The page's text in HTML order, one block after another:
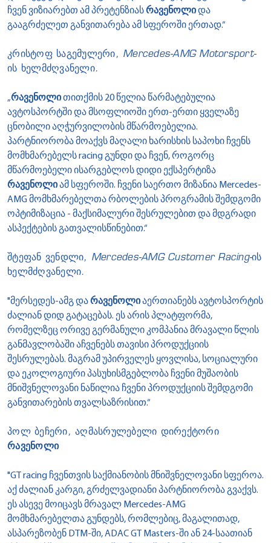
ჩვენ ვიზიარებთ ამ პრეტენზიასრავენოლიდა
გააგრძელეთ განვითარება ამ სფეროში ერთად.“
კრისტოფ საგემულერი, Mercedes-AMG Motorsport-
ის ხელმძღვანელი.
„რავენოლითითქმის 20 წელია წარმატებულია
ავტოსპორტში და მსოფლიოში ერთ-ერთი ყველაზე
ცნობილი აღჭურვილობის მწარმოებელია.
პარტნიორობა მოაქვს მაღალი ხარისხის საპოხი ჩვენს
მომხმარებელს racing გუნდი და ჩვენ, როგორც
მწარმოებელი ისარგებლოს დიდი ექსპერტიზა
რავენოლიამ სფეროში. ჩვენი საერთო მიზანია Mercedes-
AMG მომხმარებელთა რბოლების პროგრამის შემდგომი
ოპტიმიზაცია - მაქსიმალური შესრულებით და მდგრადი
ასპექტების გათვალისწინებით.“
შტეფან ვენდლი, Mercedes-AMG Customer Racing-ის
ხელმძღვანელი.
"მერსედეს-ამგ დარავენოლიაერთიანებს ავტოსპორტის
ძალიან დიდ გატაცებას. ეს არის პლატფორმა,
რომელზეც ორივე გერმანული კომპანია მრავალი წლის
განმავლობაში აჩვენებს თავისი პროდუქციის
შესრულებას. მაგრამ უპირველეს ყოვლისა, სოციალური
და ეკოლოგიური პასუხისმგებლობა ჩვენი მუშაობის
მნიშვნელოვანი ნაწილია ჩვენი პროდუქციის შემდგომი
განვითარების თვალსაზრისით.“
პოლ ბეჩერი, აღმასრულებელი დირექტორი
რავენოლი
"GT racing ჩვენთვის საქმიანობის მნიშვნელოვანი სფეროა.
აქ ძალიან კარგი, გრძელვადიანი პარტნიორობა გვაქვს.
ეს ასევე მოიცავს მრავალ Mercedes-AMG
მომხმარებელთა გუნდებს, რომლებიც, მაგალითად,
ასპარეზობენ DTM-ში, ADAC GT Masters-ში ან 24-საათიან